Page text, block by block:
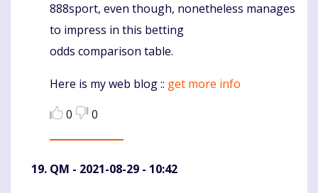
Komentaras
888sport, even though, nonetheless manages
to impress in this betting
odds comparison table.
Here is my web blog :: get more info
0
0
QM - 2021-08-29 - 10:42